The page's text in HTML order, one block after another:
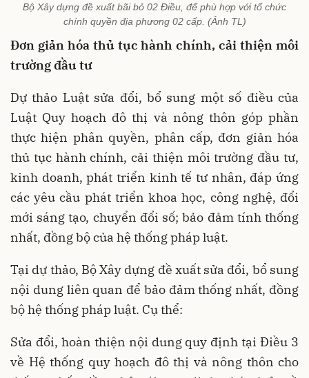
Bộ Xây dựng đề xuất bãi bỏ 02 Điều, để phù hợp với tổ chức
chính quyền địa phương 02 cấp. (Ảnh TL)
Đơn giản hóa thủ tục hành chính, cải thiện môi
trường đầu tư
Dự thảo Luật sửa đổi, bổ sung một số điều của
Luật Quy hoạch đô thị và nông thôn góp phần
thực hiện phân quyền, phân cấp, đơn giản hóa
thủ tục hành chính, cải thiện môi trường đầu tư,
kinh doanh, phát triển kinh tế tư nhân, đáp ứng
các yêu cầu phát triển khoa học, công nghệ, đổi
mới sáng tạo, chuyển đổi số; bảo đảm tính thống
nhất, đồng bộ của hệ thống pháp luật.
Tại dự thảo, Bộ Xây dựng đề xuất sửa đổi, bổ sung
nội dung liên quan để bảo đảm thống nhất, đồng
bộ hệ thống pháp luật. Cụ thể:
Sửa đổi, hoàn thiện nội dung quy định tại Điều 3
về Hệ thống quy hoạch đô thị và nông thôn cho